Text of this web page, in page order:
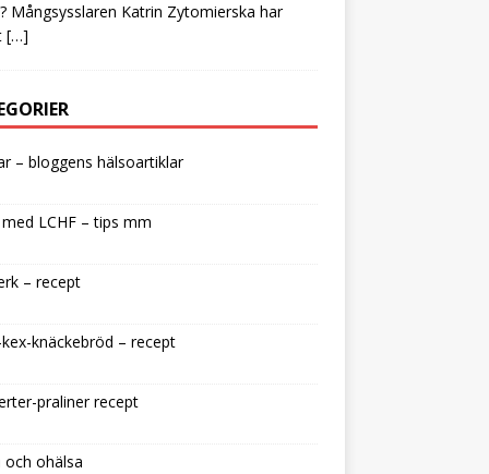
Mångsysslaren Katrin Zytomierska har
[…]
– bloggens hälsoartiklar
LCHF – tips mm
– recept
knäckebröd – recept
praliner recept
och ohälsa